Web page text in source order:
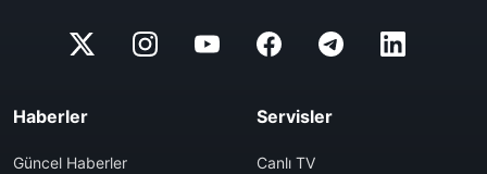
Haberler
Güncel Haberler
Servisler
Canlı TV